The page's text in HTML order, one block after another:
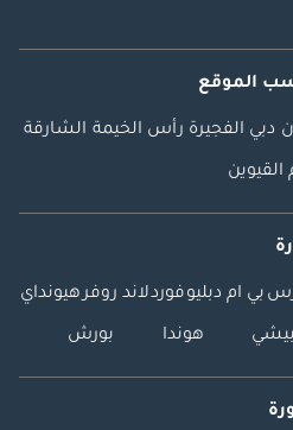
الموقع
دبي الفجيرة رأس الخيمة الشارقة
القيوين
بي ام دبليوفوردلاند روفرهيونداي
هوندا بورش